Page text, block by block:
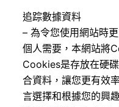
追踪數據資料
– 為令您使用網站時
個人需要，本網站將
Cookies是存放在硬
合資料，讓您更有效
言選擇和根據您的興